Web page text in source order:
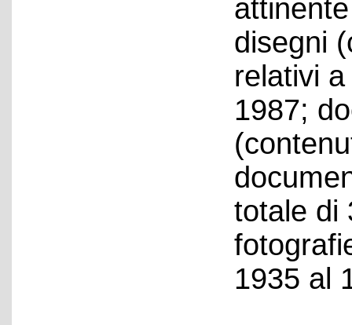
disegni
relativi
1987;
totale di
1935 al